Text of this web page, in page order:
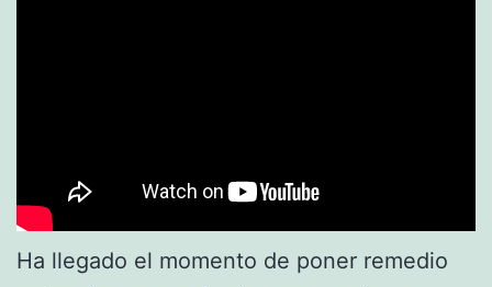
Ha llegado el momento de poner remedio